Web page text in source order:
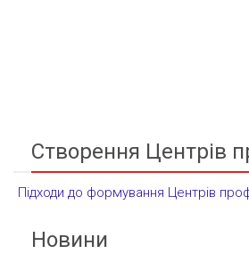
Створення Центрів
Підходи до формування Центрів
Новини